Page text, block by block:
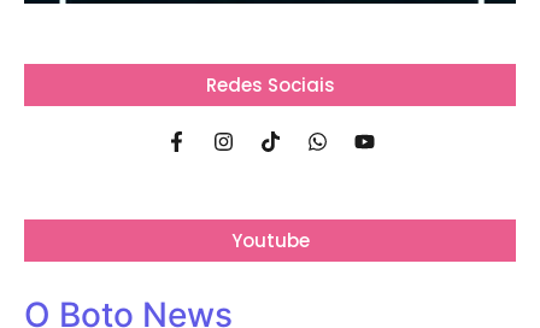
Redes Sociais
Youtube
O Boto News